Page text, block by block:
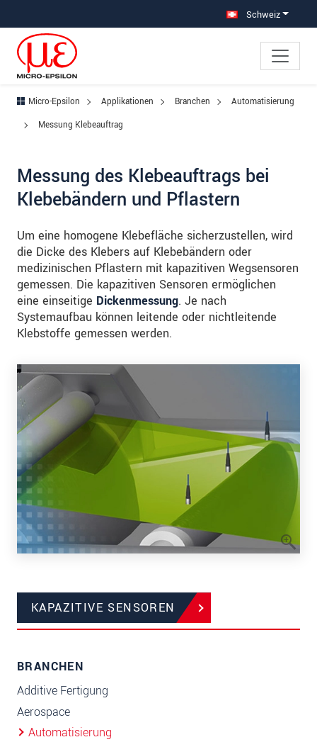
Schweiz
Micro-Epsilon Applikationen Branchen
Automatisierung
Messung Klebeauftrag
Messung des Klebeauftrags bei
Klebebändern und Pflastern
Um eine homogene Klebefläche sicherzustellen, wird
die Dicke des Klebers auf Klebebändern oder
medizinischen Pflastern mit kapazitiven Wegsensoren
gemessen. Die kapazitiven Sensoren ermöglichen
eine einseitige Dickenmessung. Je nach
Systemaufbau können leitende oder nichtleitende
Klebstoffe gemessen werden.
KAPAZITIVE SENSOREN
BRANCHEN
Additive Fertigung
Aerospace
Automatisierung